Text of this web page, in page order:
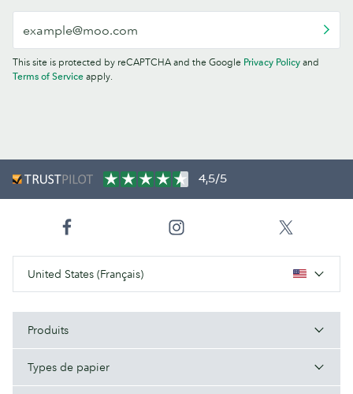
This site is protected by reCAPTCHA and the Google Privacy Policy and
Terms of Service apply.
4,5/5
United States (Français)
Produits
Types de papier